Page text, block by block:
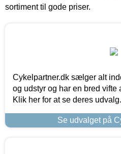
sortiment til gode priser.
Cykelpartner.dk sælger alt
og udstyr og har en bred vifte
Klik her for at se deres udvalg.
Se udvalget på